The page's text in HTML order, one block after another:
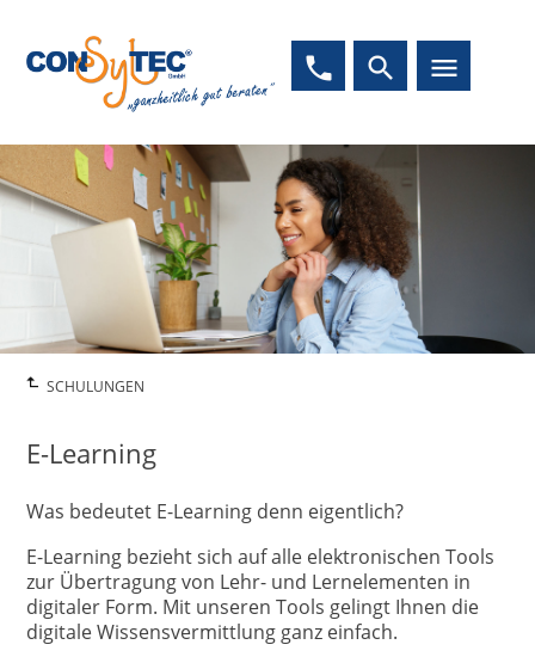
phone search menu
SCHULUNGEN
E-Learning
Was bedeutet E-Learning denn eigentlich?
E-Learning bezieht sich auf alle elektronischen Tools
zur Übertragung von Lehr- und Lernelementen in
digitaler Form. Mit unseren Tools gelingt Ihnen die
digitale Wissensvermittlung ganz einfach.